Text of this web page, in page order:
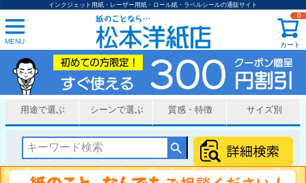
インクジェット用紙・レーザー用紙・ロール紙・ラベルシールの通販サイト
MENU カート
0
用途で選ぶ シーンで選ぶ 質感・特徴 サイズ別